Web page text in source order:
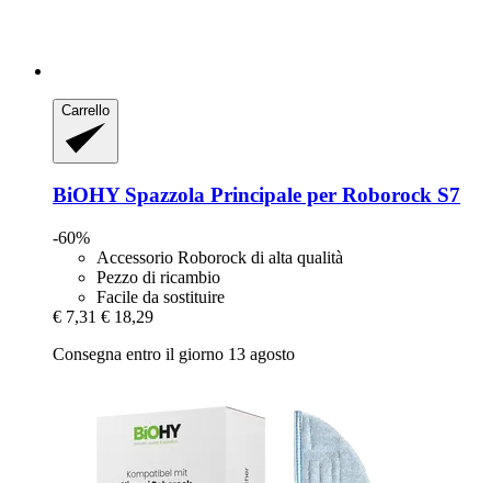
Carrello
BiOHYSpazzola Principale per Roborock S7
-60%
Accessorio Roborock di alta qualità
Pezzo di ricambio
Facile da sostituire
€ 7,31 € 18,29
Consegna entro il giorno 13 agosto